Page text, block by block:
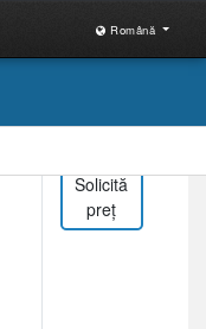
Română
Solicită
preț